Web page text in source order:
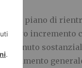
in piano di
incremento